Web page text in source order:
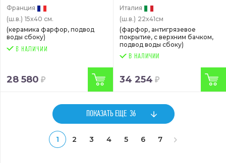
Франция
(ш.в.) 15x40 см.
(керамика фарфор, подвод
воды сбоку)
28 580
Италия
(ш.в.) 22x41см
(фарфор, антигрязевое
покрытие, с верхним бачком,
подвод воды сбоку)
В НАЛИЧИИ
34 254
ПОКАЗАТЬ ЕЩЕ 36
1 2 3 4 5 6 7